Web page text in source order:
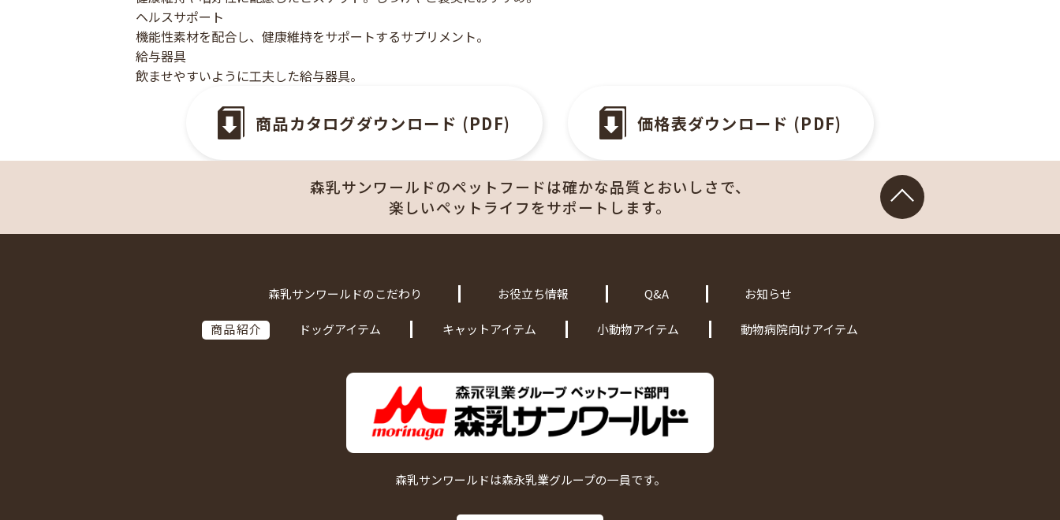
ヘルスサポート
機能性素材を配合し、健康維持をサポートするサプリメント。
給与器具
飲ませやすいように工夫した給与器具。
商品カタログダウンロード (PDF) 価格表ダウンロード (PDF)
森乳サンワールドのペットフードは確かな品質とおいしさで、
楽しいペットライフをサポートします。
森乳サンワールドのこだわり お役立ち情報 Q&A お知らせ
商品紹介 ドッグアイテム キャットアイテム 小動物アイテム 動物病院向けアイテム
森乳サンワールドは森永乳業グループの一員です。